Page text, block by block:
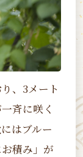
、3メート
斉に咲く
はブルー
積み」が